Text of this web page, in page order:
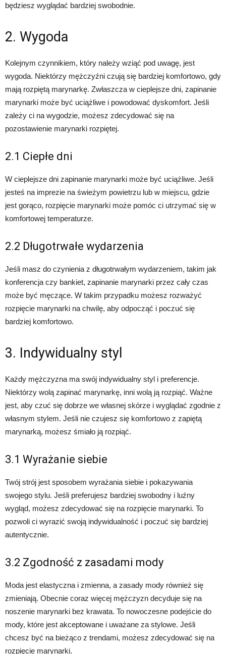
będziesz wyglądać bardziej swobodnie.
2. Wygoda
Kolejnym czynnikiem, który należy wziąć pod uwagę, jest
wygoda. Niektórzy mężczyźni czują się bardziej komfortowo, gdy
mają rozpiętą marynarkę. Zwłaszcza w cieplejsze dni, zapinanie
marynarki może być uciążliwe i powodować dyskomfort. Jeśli
zależy ci na wygodzie, możesz zdecydować się na
pozostawienie marynarki rozpiętej.
2.1 Ciepłe dni
W cieplejsze dni zapinanie marynarki może być uciążliwe. Jeśli
jesteś na imprezie na świeżym powietrzu lub w miejscu, gdzie
jest gorąco, rozpięcie marynarki może pomóc ci utrzymać się w
komfortowej temperaturze.
2.2 Długotrwałe wydarzenia
Jeśli masz do czynienia z długotrwałym wydarzeniem, takim jak
konferencja czy bankiet, zapinanie marynarki przez cały czas
może być męczące. W takim przypadku możesz rozważyć
rozpięcie marynarki na chwilę, aby odpocząć i poczuć się
bardziej komfortowo.
3. Indywidualny styl
Każdy mężczyzna ma swój indywidualny styl i preferencje.
Niektórzy wolą zapinać marynarkę, inni wolą ją rozpiąć. Ważne
jest, aby czuć się dobrze we własnej skórze i wyglądać zgodnie z
własnym stylem. Jeśli nie czujesz się komfortowo z zapiętą
marynarką, możesz śmiało ją rozpiąć.
3.1 Wyrażanie siebie
Twój strój jest sposobem wyrażania siebie i pokazywania
swojego stylu. Jeśli preferujesz bardziej swobodny i luźny
wygląd, możesz zdecydować się na rozpięcie marynarki. To
pozwoli ci wyrazić swoją indywidualność i poczuć się bardziej
autentycznie.
3.2 Zgodność z zasadami mody
Moda jest elastyczna i zmienna, a zasady mody również się
zmieniają. Obecnie coraz więcej mężczyzn decyduje się na
noszenie marynarki bez krawata. To nowoczesne podejście do
mody, które jest akceptowane i uważane za stylowe. Jeśli
chcesz być na bieżąco z trendami, możesz zdecydować się na
rozpięcie marynarki.